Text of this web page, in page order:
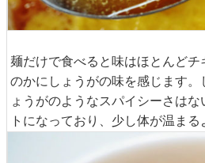
麺だけで食べると味はほとんど
のかにしょうがの味を感じます
ょうがのようなスパイシーさは
トになっており、少し体が温まる